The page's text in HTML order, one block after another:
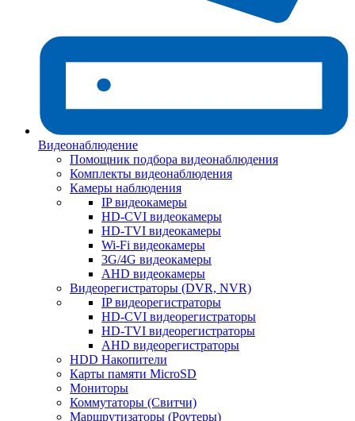
Видеонаблюдение
Помощник подбора видеонаблюдения
Комплекты видеонаблюдения
Камеры наблюдения
IP видеокамеры
HD-CVI видеокамеры
HD-TVI видеокамеры
Wi-Fi видеокамеры
3G/4G видеокамеры
AHD видеокамеры
Видеорегистраторы (DVR, NVR)
IP видеорегистраторы
HD-CVI видеорегистраторы
HD-TVI видеорегистраторы
AHD видеорегистраторы
HDD Накопители
Карты памяти MicroSD
Мониторы
Коммутаторы (Свитчи)
Маршрутизаторы (Роутеры)